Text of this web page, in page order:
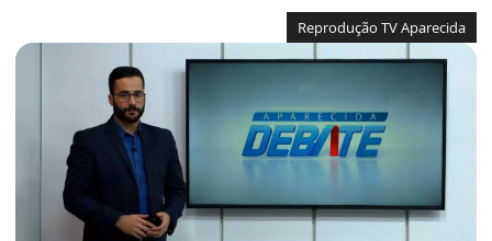
Reprodução TV Aparecida